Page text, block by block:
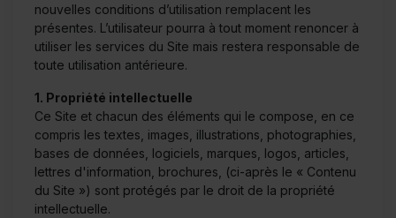
nouvelles conditions d’utilisation remplacent les
présentes. L’utilisateur pourra à tout moment renoncer à
utiliser les services du Site mais restera responsable de
toute utilisation antérieure.
1. Propriété intellectuelle
Ce Site et chacun des éléments qui le compose, en ce
compris les textes, images, illustrations, photographies,
bases de données, logiciels, marques, logos, articles,
lettres d'information, brochures, (ci-après le « Contenu
du Site ») sont protégés par le droit de la propriété
intellectuelle.